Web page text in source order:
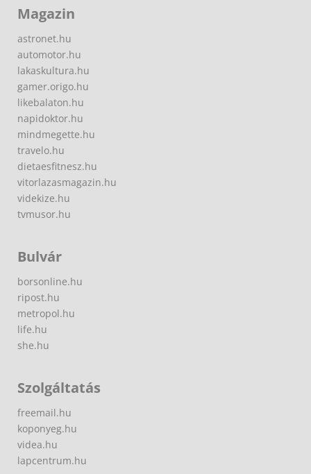
Magazin
astronet.hu
automotor.hu
lakaskultura.hu
gamer.origo.hu
likebalaton.hu
napidoktor.hu
mindmegette.hu
travelo.hu
dietaesfitnesz.hu
vitorlazasmagazin.hu
videkize.hu
tvmusor.hu
Bulvár
borsonline.hu
ripost.hu
metropol.hu
life.hu
she.hu
Szolgáltatás
freemail.hu
koponyeg.hu
videa.hu
lapcentrum.hu